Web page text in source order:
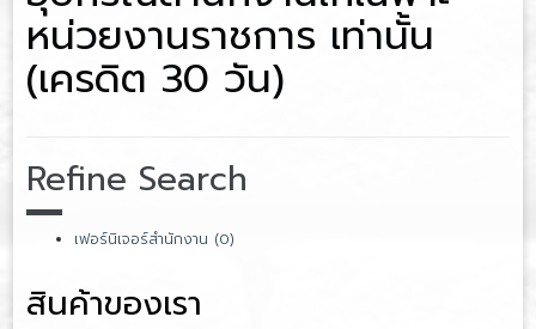
หน่วยงานราชการ เท่านั้น
(เครดิต 30 วัน)
Refine Search
เฟอร์นิเจอร์สำนักงาน (0)
สินค้าของเรา